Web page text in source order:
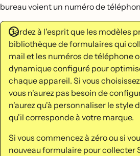
bureau voient un numéro de
Gardez à l'esprit que les modèles
bibliothèque de formulaires qui
mail et les numéros de téléphone
dynamique configuré pour
chaque appareil. Si vous
vous n'aurez pas besoin de
n'aurez qu'à personnaliser le style
qu'il corresponde à votre marque.
Si vous commencez à zéro ou si
nouveau formulaire pour collecter